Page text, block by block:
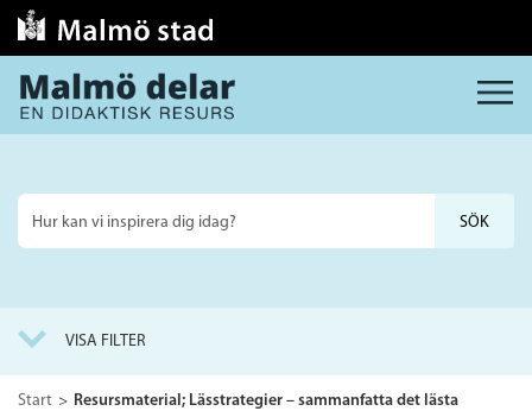
MENY
Sök
på
VISA FILTER
Start Resursmaterial; Lässtrategier – sammanfatta det lästa